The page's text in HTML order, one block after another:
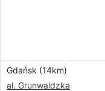
Gdańsk (14km)
al. Grunwaldzka